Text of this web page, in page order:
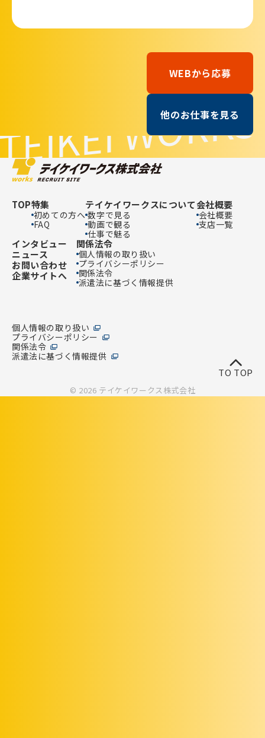
WEBから応募
他のお仕事を見る
WORKS
TOP特集
初めての方へ
FAQ
テイケイワークスについて
数字で見る
動画で観る
仕事で魅る
会社概要
会社概要
支店一覧
インタビュー
ニュース
お問い合わせ
企業サイトへ
関係法令
個人情報の取り扱い
プライバシーポリシー
関係法令
派遣法に基づく情報提供
個人情報の取り扱い
プライバシーポリシー
関係法令
派遣法に基づく情報提供
TO TOP
© 2026 テイケイワークス株式会社